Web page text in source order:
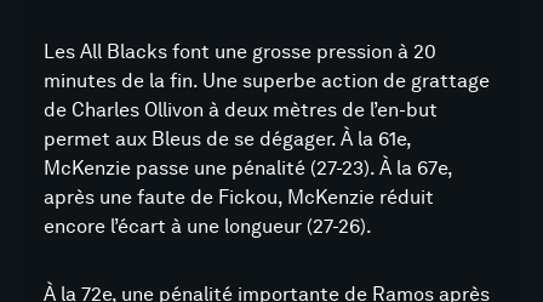
Les All Blacks font une grosse pression à 20
minutes de la fin. Une superbe action de grattage
de Charles Ollivon à deux mètres de l’en-but
permet aux Bleus de se dégager. À la 61e,
McKenzie passe une pénalité (27-23). À la 67e,
après une faute de Fickou, McKenzie réduit
encore l’écart à une longueur (27-26).
À la 72e, une pénalité importante de Ramos après